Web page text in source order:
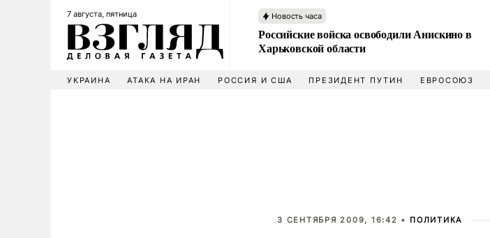
7 августа, пятница Новость часа
Российские войска освободили Анискино в
Харьковской области
УКРАИНА АТАКА НА ИРАН РОССИЯ И США ПРЕЗИДЕНТ ПУТИН ЕВРОСОЮЗ
3 СЕНТЯБРЯ 2009, 16:42 • ПОЛИТИКА